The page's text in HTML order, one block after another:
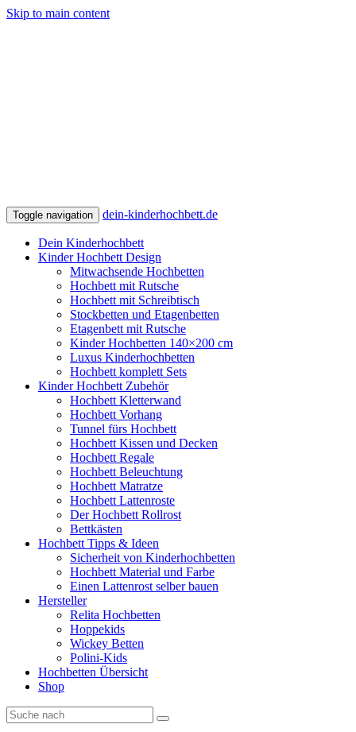
Skip to main content
Toggle navigation dein-kinderhochbett.de
Dein Kinderhochbett
Kinder Hochbett Design
Mitwachsende Hochbetten
Hochbett mit Rutsche
Hochbett mit Schreibtisch
Stockbetten und Etagenbetten
Etagenbett mit Rutsche
Kinder Hochbetten 140×200 cm
Luxus Kinderhochbetten
Hochbett komplett Sets
Kinder Hochbett Zubehör
Hochbett Kletterwand
Hochbett Vorhang
Tunnel fürs Hochbett
Hochbett Kissen und Decken
Hochbett Regale
Hochbett Beleuchtung
Hochbett Matratze
Hochbett Lattenroste
Der Hochbett Rollrost
Bettkästen
Hochbett Tipps & Ideen
Sicherheit von Kinderhochbetten
Hochbett Material und Farbe
Einen Lattenrost selber bauen
Hersteller
Relita Hochbetten
Hoppekids
Wickey Betten
Polini-Kids
Hochbetten Übersicht
Shop